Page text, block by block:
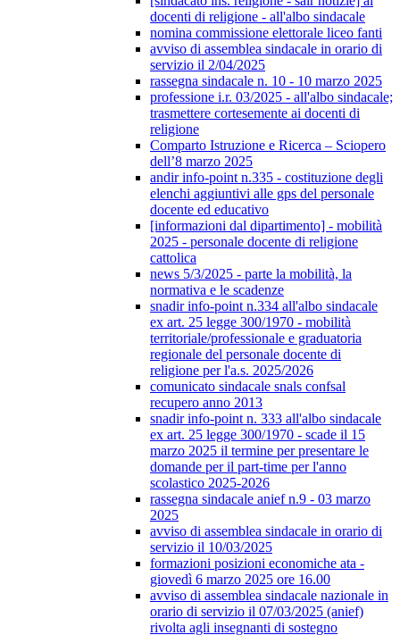
docenti di religione - all'albo sindacale
nomina commissione elettorale liceo fanti
avviso di assemblea sindacale in orario di
servizio il 2/04/2025
rassegna sindacale n. 10 - 10 marzo 2025
professione i.r. 03/2025 - all'albo sindacale;
trasmettere cortesemente ai docenti di
religione
Comparto Istruzione e Ricerca – Sciopero
dell’8 marzo 2025
andir info-point n.335 - costituzione degli
elenchi aggiuntivi alle gps del personale
docente ed educativo
[informazioni dal dipartimento] - mobilità
2025 - personale docente di religione
cattolica
news 5/3/2025 - parte la mobilità, la
normativa e le scadenze
snadir info-point n.334 all'albo sindacale
ex art. 25 legge 300/1970 - mobilità
territoriale/professionale e graduatoria
regionale del personale docente di
religione per l'a.s. 2025/2026
comunicato sindacale snals confsal
recupero anno 2013
snadir info-point n. 333 all'albo sindacale
ex art. 25 legge 300/1970 - scade il 15
marzo 2025 il termine per presentare le
domande per il part-time per l'anno
scolastico 2025-2026
rassegna sindacale anief n.9 - 03 marzo
2025
avviso di assemblea sindacale in orario di
servizio il 10/03/2025
formazioni posizioni economiche ata -
giovedì 6 marzo 2025 ore 16.00
avviso di assemblea sindacale nazionale in
orario di servizio il 07/03/2025 (anief)
rivolta agli insegnanti di sostegno